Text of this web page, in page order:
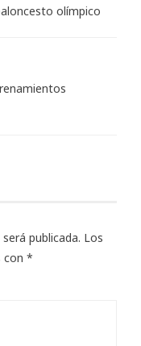
olímpico
publicada. Los
con *